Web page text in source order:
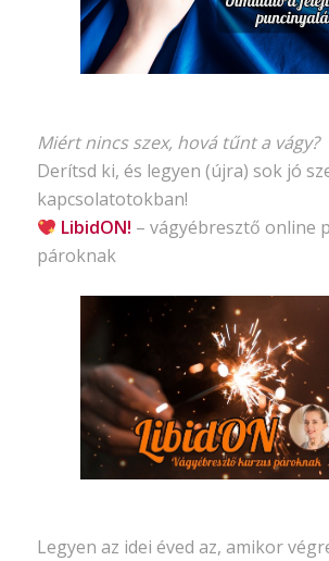
Miért nincs szex, hová tűnt a vágy?
Derítsd ki, és legyen (újra) sok jó
kapcsolatotokban!
LibidON! – vágyébresztő online
pároknak
Legyen az idei éved az, amikor